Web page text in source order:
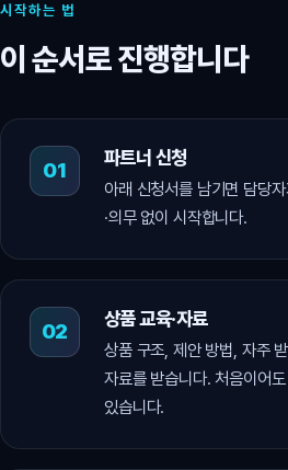
시작하는 법
이 순서로 진행합니다
파트너 신청
아래 신청서를 남기면 담당
·의무 없이 시작합니다.
상품 교육·자료
상품 구조, 제안 방법, 자주
자료를 받습니다. 처음이어
있습니다.